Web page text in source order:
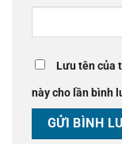
Lưu tên của
này cho lần bình